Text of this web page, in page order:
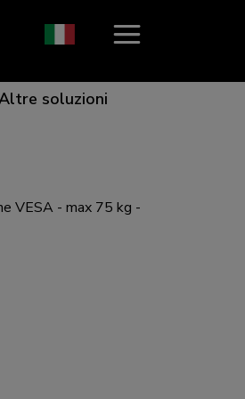
schermo
l'attenzione
ottimale
soluzioni
VESA - max 75 kg -